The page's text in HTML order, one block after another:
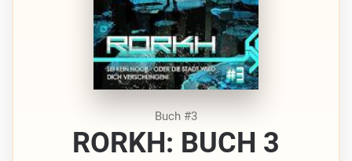
Buch #3
RORKH: BUCH 3